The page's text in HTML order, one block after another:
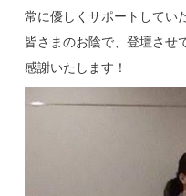
常に優しくサポートしてい
皆さまのお陰で、登壇させ
感謝いたします！